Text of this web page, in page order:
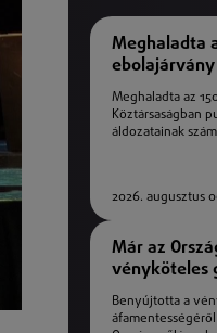
Meghaladta
száma
Meghaladta az
Köztársaságban
áldozatainak
2026. augusztus
Már az
vényköteles
Benyújtotta a